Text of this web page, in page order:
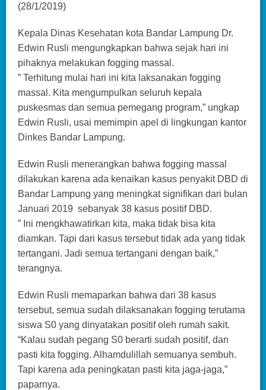
(28/1/2019)
Kepala Dinas Kesehatan kota Bandar Lampung Dr.
Edwin Rusli mengungkapkan bahwa sejak hari ini
pihaknya melakukan fogging massal.
” Terhitung mulai hari ini kita laksanakan fogging
massal. Kita mengumpulkan seluruh kepala
puskesmas dan semua pemegang program,” ungkap
Edwin Rusli, usai memimpin apel di lingkungan kantor
Dinkes Bandar Lampung.
Edwin Rusli menerangkan bahwa fogging massal
dilakukan karena ada kenaikan kasus penyakit DBD di
Bandar Lampung yang meningkat signifikan dari bulan
Januari 2019 sebanyak 38 kasus positif DBD.
” Ini mengkhawatirkan kita, maka tidak bisa kita
diamkan. Tapi dari kasus tersebut tidak ada yang tidak
tertangani. Jadi semua tertangani dengan baik,”
terangnya.
Edwin Rusli memaparkan bahwa dari 38 kasus
tersebut, semua sudah dilaksanakan fogging terutama
siswa S0 yang dinyatakan positif oleh rumah sakit.
“Kalau sudah pegang S0 berarti sudah positif, dan
pasti kita fogging. Alhamdulillah semuanya sembuh.
Tapi karena ada peningkatan pasti kita jaga-jaga,”
paparnya.